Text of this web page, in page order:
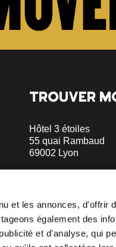
et les annonces, d'offrir
également des
et d'analyse, qui
TROUVER
Hôtel 3 étoiles
55 quai Rambaud
69002 Lyon
Le Sucre et la